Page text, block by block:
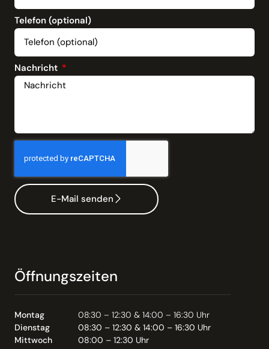
Telefon (optional)
Nachricht
E-Mail senden
Öffnungszeiten
Montag
08:30 – 12:30 & 14:00 – 16:30 Uhr
Dienstag
08:30 – 12:30 & 14:00 – 16:30 Uhr
Mittwoch
08:00 – 12:30 Uhr